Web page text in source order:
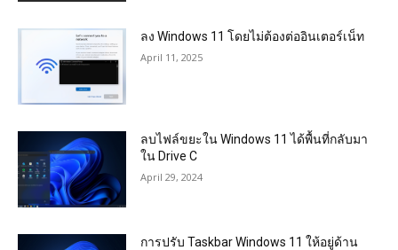
ลง Windows 11 โดยไม่ต้องต่ออินเตอร์เน็ท
April 11, 2025
ลบไฟล์ขยะใน Windows 11 ได้พื้นที่กลับมา
ใน Drive C
April 29, 2024
การปรับ Taskbar Windows 11 ให้อยู่ด้าน